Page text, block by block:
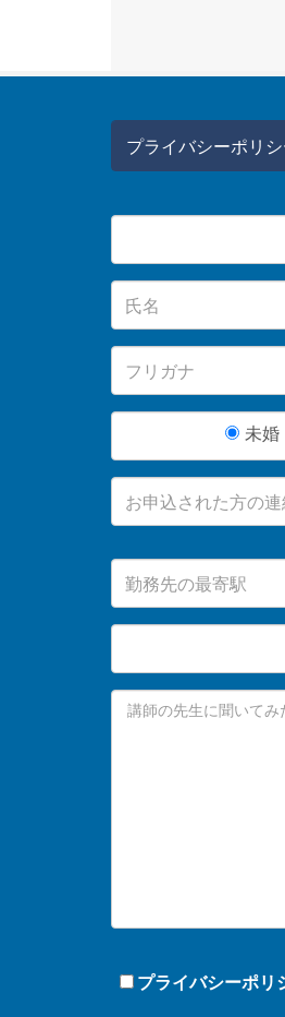
プライバシーポリ
未婚
プライバシーポリ